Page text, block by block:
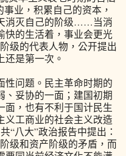
业，积累自己的资本，
消灭自己的阶级……当消
快的生活着，事业会更光
级的代表人物，公开提出
是第一次。
问题。民主革命时期的
、妥协的一面；建国初期
面，也有不利于国计民生
义工商业的社会主义改造
“八大”政治报告中提出：
级和资产阶级的矛盾，而